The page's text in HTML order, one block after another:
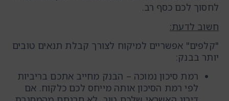
לחסוך לכם כסף רב.
חשוב לדעת:
"קלפים" אפשריים למיקוח לצורך קבלת תנאים טובים
יותר בבנק:
רמת סיכון נמוכה – הבנק מחייב אתכם בריביות
לפי רמת הסיכון אותה מייחס לכם כלקוח. אם